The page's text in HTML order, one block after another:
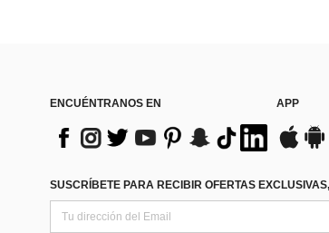
ENCUÉNTRANOS EN APP
SUSCRÍBETE PARA RECIBIR OFERTAS